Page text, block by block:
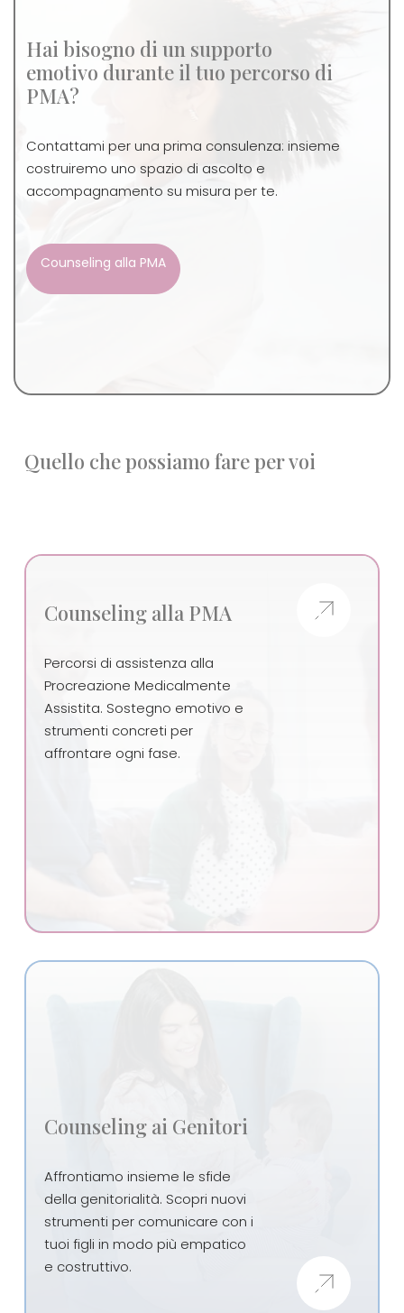
Hai bisogno di un supporto
emotivo durante il tuo percorso di
PMA?
Contattami per una prima consulenza: insieme
costruiremo uno spazio di ascolto e
accompagnamento su misura per te.
Counseling alla PMA
Quello che possiamo fare per voi
Counseling alla PMA
Percorsi di assistenza alla
Procreazione Medicalmente
Assistita. Sostegno emotivo e
strumenti concreti per
affrontare ogni fase.
Counseling ai Genitori
Affrontiamo insieme le sfide
della genitorialità. Scopri nuovi
strumenti per comunicare con i
tuoi figli in modo più empatico
e costruttivo.